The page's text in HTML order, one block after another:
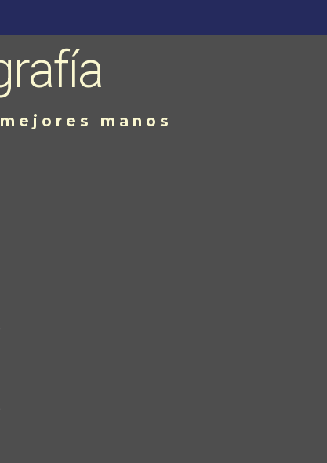
manos